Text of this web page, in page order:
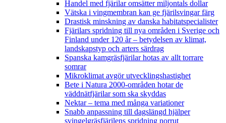
Handel med fjärilar omsätter miljontals dollar
Vätska i vingmembran kan ge fjärilsvingar färg
Drastisk minskning av danska habitatspecialister
Fjärilars spridning till nya områden i Sverige och
Finland under 120 år– betydelsen av klimat,
landskapstyp och arters särdrag
Spanska kamgräsfjärilar hotas av allt torrare
somrar
Mikroklimat avgör utvecklingshastighet
Bete i Natura 2000-områden hotar de
väddnätfjärilar som ska skyddas
Nektar – tema med många variationer
Snabb anpassning till dagslängd hjälper
svingelgräsfjärilens spridning norrut